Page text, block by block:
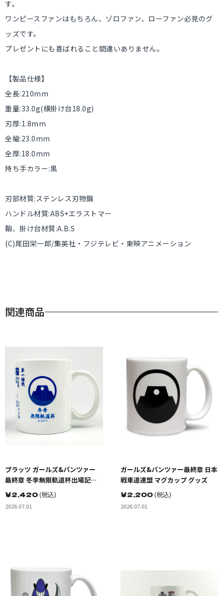
す。
ワンピースファンはもちろん、ゾロファン、ローファン必見のグ
ッズです。
プレゼントにも喜ばれること間違いありません。
【製品仕様】
全長:210mm
重量:33.0g(横掛け台18.0g)
刃厚:1.8mm
全幅:23.0mm
全厚:18.0mm
持ち手カラー:黒
刃部材質:ステンレス刃物鋼
ハンドル材質:ABS+エラストマー
鞘、掛け台材質:A.B.S
(C)尾田栄一郎/集英社・フジテレビ・東映アニメーション
関連商品
プラッツ ガールズ&パンツァー
最終章 冬季無限軌道杯出場記念
マグカップ グッズ
￥2,420(税込)
2026.07.01
ガールズ&パンツァー最終章 日本
戦車道連盟 マグカップ グッズ
￥2,200(税込)
2026.07.01